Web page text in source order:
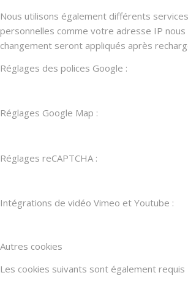
Nous utilisons également différents
personnelles comme votre adresse IP
changement seront appliqués après
Réglages des polices Google :
Réglages Google Map :
Réglages reCAPTCHA :
Intégrations de vidéo Vimeo et Youtube :
Autres cookies
Les cookies suivants sont également